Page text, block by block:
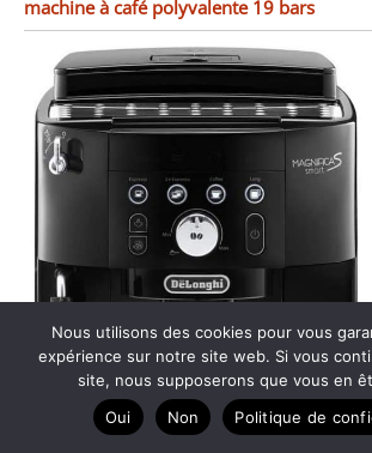
machine à café polyvalente 19 bars
Nous utilisons des cookies pour vous
expérience sur notre site web. Si vous
site, nous supposerons que vous en
Oui
Non Politique de